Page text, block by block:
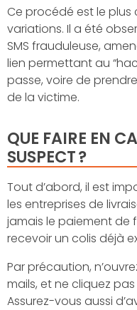
Ce procédé est le plus
variations. Il a été
SMS frauduleuse,
lien permettant au
passe, voire de
de la victime.
QUE FAIRE EN
SUSPECT ?
Tout d’abord, il est
les entreprises de
jamais le paiement de
recevoir un colis déjà
Par précaution,
mails, et ne cliquez pas
Assurez-vous aussi